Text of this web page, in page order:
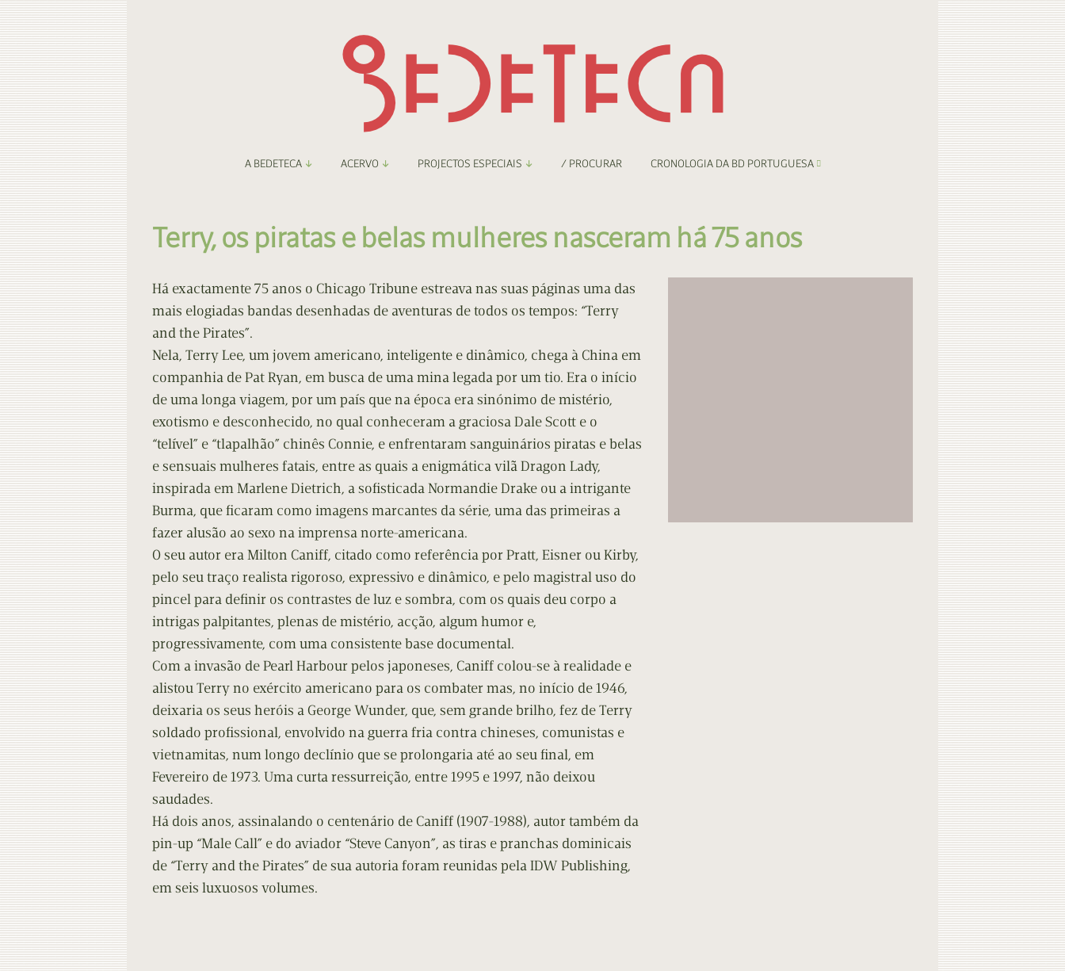
A BEDETECA
Amigos da Bedeteca
O Porto e a BD
Contacto
ACERVO
Fanzineteca Comicarte
Fanzineteca Digital
Documentos
Doação de Edições
PROJECTOS ESPECIAIS
Recortes
/ PROCURAR CRONOLOGIA DA BD PORTUGUESA
Terry, os piratas e belas mulheres nasceram há 75 anos
Há exactamente 75 anos o Chicago Tribune estreava nas suas páginas uma das
mais elogiadas bandas desenhadas de aventuras de todos os tempos: “Terry
and the Pirates”.
Nela, Terry Lee, um jovem americano, inteligente e dinâmico, chega à China em
companhia de Pat Ryan, em busca de uma mina legada por um tio. Era o início
de uma longa viagem, por um país que na época era sinónimo de mistério,
exotismo e desconhecido, no qual conheceram a graciosa Dale Scott e o
“telível” e “tlapalhão” chinês Connie, e enfrentaram sanguinários piratas e belas
e sensuais mulheres fatais, entre as quais a enigmática vilã Dragon Lady,
inspirada em Marlene Dietrich, a sofisticada Normandie Drake ou a intrigante
Burma, que ficaram como imagens marcantes da série, uma das primeiras a
fazer alusão ao sexo na imprensa norte-americana.
O seu autor era Milton Caniff, citado como referência por Pratt, Eisner ou Kirby,
pelo seu traço realista rigoroso, expressivo e dinâmico, e pelo magistral uso do
pincel para definir os contrastes de luz e sombra, com os quais deu corpo a
intrigas palpitantes, plenas de mistério, acção, algum humor e,
progressivamente, com uma consistente base documental.
Com a invasão de Pearl Harbour pelos japoneses, Caniff colou-se à realidade e
alistou Terry no exército americano para os combater mas, no início de 1946,
deixaria os seus heróis a George Wunder, que, sem grande brilho, fez de Terry
soldado profissional, envolvido na guerra fria contra chineses, comunistas e
vietnamitas, num longo declínio que se prolongaria até ao seu final, em
Fevereiro de 1973. Uma curta ressurreição, entre 1995 e 1997, não deixou
saudades.
Há dois anos, assinalando o centenário de Caniff (1907-1988), autor também da
pin-up “Male Call” e do aviador “Steve Canyon”, as tiras e pranchas dominicais
de “Terry and the Pirates” de sua autoria foram reunidas pela IDW Publishing,
em seis luxuosos volumes.